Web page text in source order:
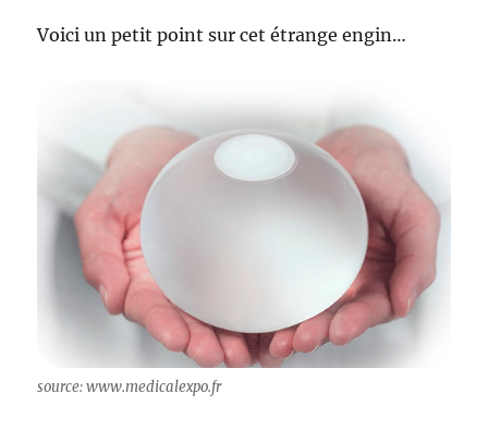
Voici un petit point sur cet étrange engin…
source: www.medicalexpo.fr